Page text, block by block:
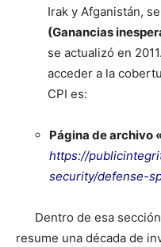
Irak y Afganistán,
(Ganancias
se actualizó en
acceder a la
CPI es:
Página de archivo
https://
security/defense-
Dentro de esa
resume una década de